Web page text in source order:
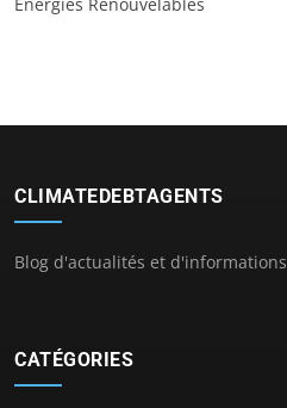
CLIMATEDEBTAGENTS
Blog d'actualités et d'informations
CATÉGORIES